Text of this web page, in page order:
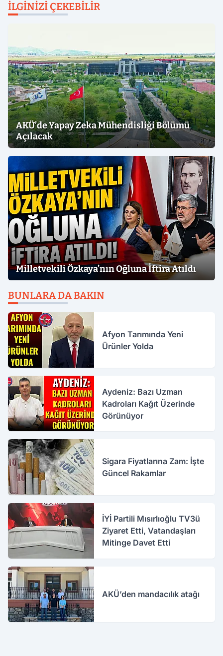
İLGINIZI ÇEKEBILIR
AKÜ’de Yapay Zeka Mühendisliği Bölümü
Açılacak
Milletvekili Özkaya’nın Oğluna İftira Atıldı
BUNLARA DA BAKIN
Afyon Tarımında Yeni
Ürünler Yolda
Aydeniz: Bazı Uzman
Kadroları Kağıt Üzerinde
Görünüyor
Sigara Fiyatlarına Zam: İşte
Güncel Rakamlar
İYİ Partili Mısırlıoğlu TV3ü
Ziyaret Etti, Vatandaşları
Mitinge Davet Etti
AKÜ’den mandacılık atağı